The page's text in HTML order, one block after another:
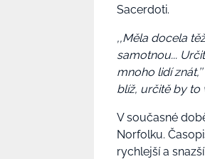
Sacerdoti.
‚‚Měla docela
samotnou...
mnoho lidí znát,’’
blíž, určitě by to
V současné
Norfolku.
rychlejší a